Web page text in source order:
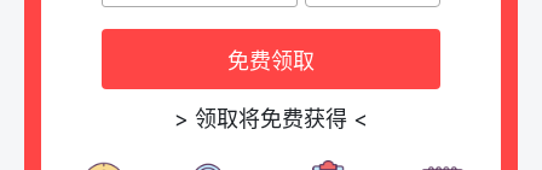
免费领取
> 领取将免费获得 <